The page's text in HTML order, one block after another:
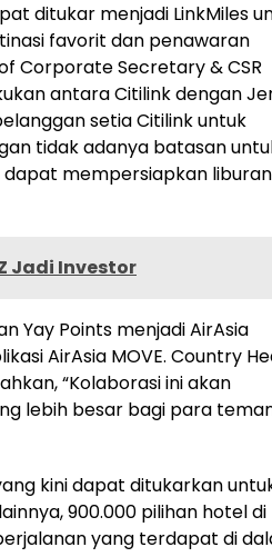
ditukar menjadi LinkMiles
favorit dan penawaran
Corporate Secretary & CSR
antara Citilink dengan
setia Citilink untuk
tidak adanya batasan
dapat mempersiapkan liburan
Jadi Investor
Yay Points menjadi AirAsia
AirAsia MOVE. Country
“Kolaborasi ini akan
lebih besar bagi para
kini dapat ditukarkan
900.000 pilihan hotel di
yang terdapat di